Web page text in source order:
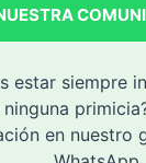
estar siempre
en nuestro